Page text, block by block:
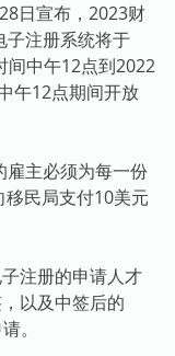
日宣布，2023财
子注册系统将于
间中午12点到2022
午12点期间开放
雇主必须为每一份
民局支付10美元
注册的申请人才
以及中签后的
。